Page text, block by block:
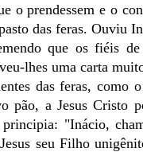
o prendessem e o
das feras. Ouviu
que os fiéis
lhes uma carta
das feras,
pão, a Jesus Cristo
"Inácio,
seu Filho